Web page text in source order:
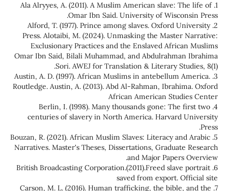
1. Ala Alryyes, A. (2011). A Muslim American slave: The life of
Omar Ibn Said. University of Wisconsin Press.
2. Alford, T. (1977). Prince among slaves. Oxford University
Press. Alotaibi, M. (2024). Unmasking the Master Narrative:
Exclusionary Practices and the Enslaved African Muslims
Omar Ibn Said, Bilali Muhammad, and Abdulrahman Ibrahima
Sori. AWEJ for Translation & Literary Studies, 8(1).‏
3. Austin, A. D. (1997). African Muslims in antebellum America.
Routledge. Austin, A. (2013). Abd Al-Rahman, Ibrahima. Oxford
African American Studies Center
4. Berlin, I. (1998). Many thousands gone: The first two
centuries of slavery in North America. Harvard University
Press.
5. Bouzan, R. (2021). African Muslim Slaves: Literacy and Arabic
Narratives. Master's Theses, Dissertations, Graduate Research
and Major Papers Overview.‏
6. British Broadcasting Corporation.(2011).Freed slave portrait
saved from export. Official site
7. Carson, M. L. (2016). Human trafficking, the bible, and the